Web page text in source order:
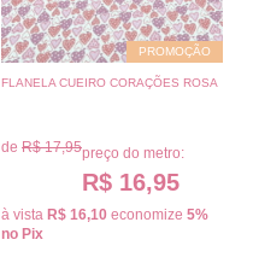
PROMOÇÃO
FLANELA CUEIRO CORAÇÕES ROSA
de R$ 17,95preço do metro:
R$ 16,95
à vista R$ 16,10 economize 5%
no Pix